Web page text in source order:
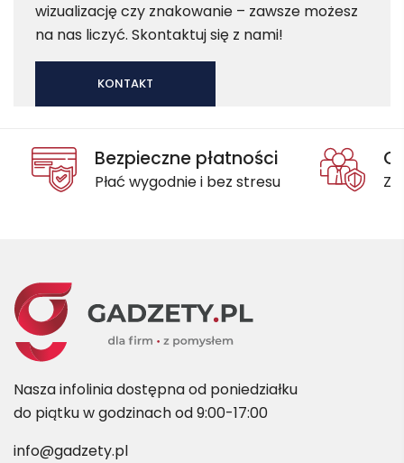
wizualizację czy znakowanie – zawsze możesz
na nas liczyć. Skontaktuj się z nami!
KONTAKT
Bezpieczne płatności
Płać wygodnie i bez stresu
Nasza infolinia dostępna od poniedziałku
do piątku w godzinach od 9:00-17:00
info@gadzety.pl